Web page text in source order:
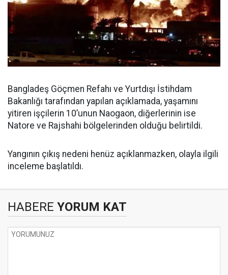
Bangladeş Göçmen Refahı ve Yurtdışı İstihdam
Bakanlığı tarafından yapılan açıklamada, yaşamını
yitiren işçilerin 10’unun Naogaon, diğerlerinin ise
Natore ve Rajshahi bölgelerinden olduğu belirtildi.
Yangının çıkış nedeni henüz açıklanmazken, olayla ilgili
inceleme başlatıldı.
HABERE YORUM KAT